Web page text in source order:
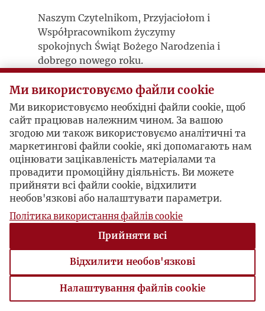
Naszym Czytelnikom, Przyjaciołom i
Współpracownikom życzymy
spokojnych Świąt Bożego Narodzenia i
dobrego nowego roku.
Zespół Instytutu Literackiego oraz
Fundacja Kultury Paryskiej.
Nasz styczniowy newsletter można
czytaćTUTAJ
Ми використовуємо файли cookie
Ми використовуємо необхідні файли cookie, щоб
сайт працював належним чином. За вашою
згодою ми також використовуємо аналітичні та
маркетингові файли cookie, які допомагають нам
оцінювати зацікавленість матеріалами та
провадити промоційну діяльність. Ви можете
прийняти всі файли cookie, відхилити
необов'язкові або налаштувати параметри.
Політика використання файлів cookie
Прийняти всі
Відхилити необов'язкові
Налаштування файлів cookie
Налаштування файлів cookie